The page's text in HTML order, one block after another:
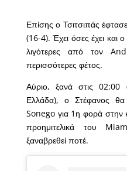
Επίσης ο Τσιτσιπάς
(16-4). Έχει όσες έχει
λιγότερες από τον
περισσότερες φέτος.
Αύριο, ξανά στις 02:00
Ελλάδα), ο Στέφανος θα
Sonego για 1η φορά στην
προημιτελικά του
ξαναβρεθεί ποτέ.